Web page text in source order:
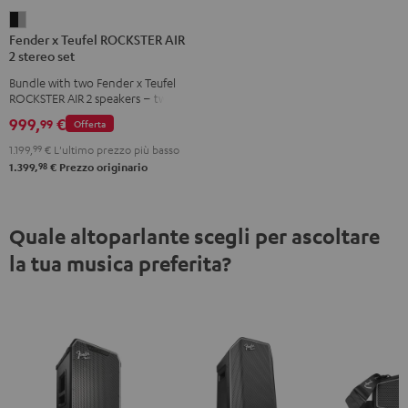
x
Teufel
ROCKSTER
AIR
2
stereo
set
Steel
Fender x Teufel ROCKSTER AIR
2 stereo set
Bundle with two Fender x Teufel
ROCKSTER AIR 2 speakers – two
AIR 2 speakers play synchronously
in stereo via cable or Bluetooth,
delivering more volume, bass and
spatial depth
Offerta
999,99 €
1.199, 99 € L'ultimo prezzo più basso
1.399,98 € Prezzo originario
Quale altoparlante scegli per ascoltare
la tua musica preferita?